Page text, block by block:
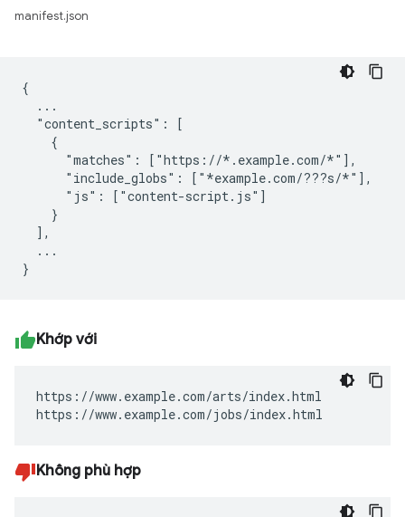
manifest.json
{
  ...
  "content_scripts": [
    {
      "matches": ["https://*.example.com/*"],
      "include_globs": ["*example.com/???s/*"],
      "js": ["content-script.js"]
    }
  ],
  ...
Khớp với
https://www.example.com/arts/index.html
https://www.example.com/jobs/index.html
Không phù hợp